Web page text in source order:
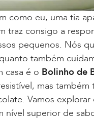
como eu, uma tia
traz consigo a
pequenos. Nós
também
casa é o Bolinho de
mas também
Vamos explorar
nível superior de